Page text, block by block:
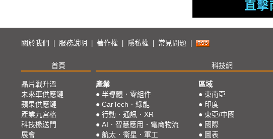
關於我們 服務說明 著作權 隱私權 常見問題
首頁 科技網
晶片戰升溫
未來車供應鏈
蘋果供應鏈
產業九宮格
科技椽送門
展會
產業
● 半導體．零組件
● CarTech．綠能
● 行動．通訊．XR
● AI．智慧應用．電商物流
● 航太．衛星．軍工
區域
● 東南亞
● 印度
● 東亞/中國
● 國際
● 圖表